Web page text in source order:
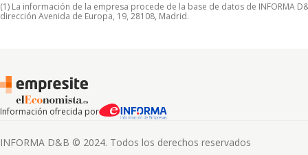
(1) La información de la empresa procede de la base de datos de INFORMA
dirección Avenida de Europa, 19, 28108, Madrid.
Información ofrecida por
INFORMA D&B © 2024. Todos los derechos reservados